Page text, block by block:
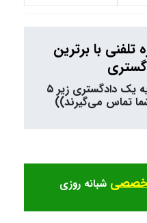
با برترین
((بعد از پرداخت، وکیل پایه یک دادگستری زیر ۵
تماس می‌گیرند))
شبانه روزی